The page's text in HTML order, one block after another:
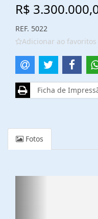
R$
REF. 5022
Adicionar ao favoritos
Ficha de
Fotos